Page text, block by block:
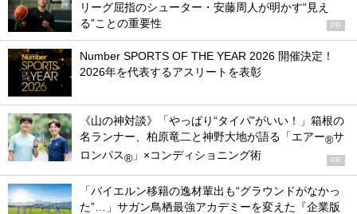
リーグ屈指のシューター・安藤周人が明かす“見え
る”ことの重要性
PR
Number SPORTS OF THE YEAR 2026 開催決定！
2026年を代表するアスリートを表彰
《山の神対談》「やっぱり“タイパ”がいい！」箱根の
名ランナー、柏原竜二と神野大地が語る「エアー®サ
ロンパス® 」×コンディショニング術 PR
「バイエルン移籍の逸材輩出も“グラウンドがなかっ
た”…」サガン鳥栖最強アカデミーを変えた『企業版